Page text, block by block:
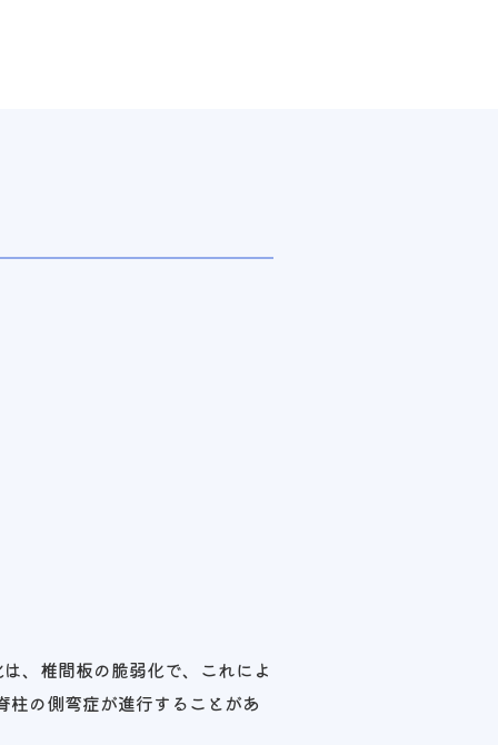
、椎間板の脆弱化で、これによ
の側弯症が進行することがあ